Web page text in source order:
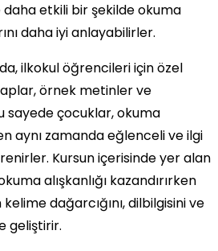
daha etkili bir şekilde okuma
daha iyi anlayabilirler.
ilkokul öğrencileri için özel
örnek metinler ve
sayede çocuklar, okuma
aynı zamanda eğlenceli ve ilgi
Kursun içerisinde yer alan
alışkanlığı kazandırırken
dağarcığını, dilbilgisini ve
geliştirir.